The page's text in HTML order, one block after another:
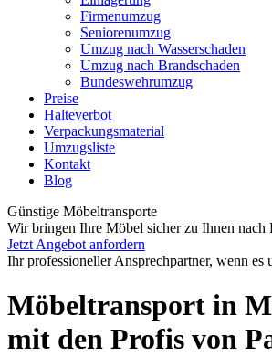
Firmenumzug
Seniorenumzug
Umzug nach Wasserschaden
Umzug nach Brandschaden
Bundeswehrumzug
Preise
Halteverbot
Verpackungsmaterial
Umzugsliste
Kontakt
Blog
Günstige Möbeltransporte
Wir bringen Ihre Möbel sicher zu Ihnen nach
Jetzt Angebot anfordern
Ihr professioneller Ansprechpartner, wenn es
Möbeltransport in
mit den Profis von